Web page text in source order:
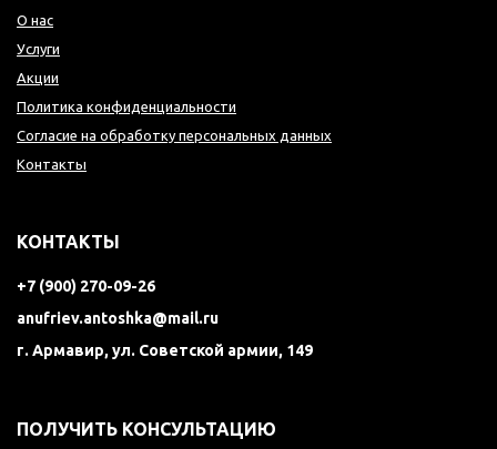
О нас
Услуги
Акции
Политика конфиденциальности
Согласие на обработку персональных данных
Контакты
КОНТАКТЫ
+7 (900) 270-09-26
anufriev.antoshka@mail.ru
г. Армавир, ул. Советской армии, 149
ПОЛУЧИТЬ КОНСУЛЬТАЦИЮ